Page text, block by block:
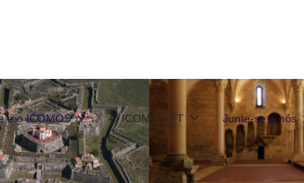
é o ICOMOS O ICOMOS PT Junte-se a nós